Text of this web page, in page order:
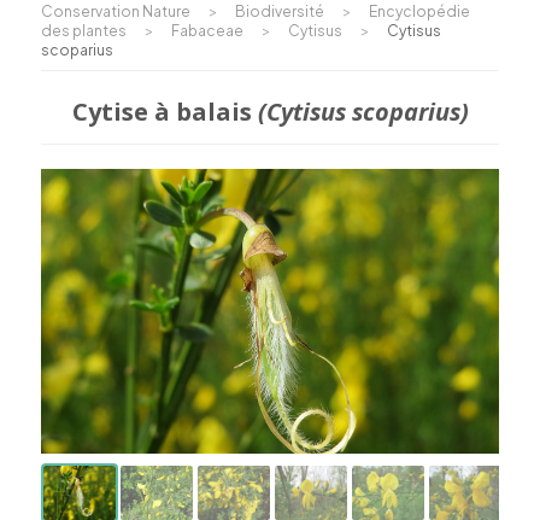
Conservation Nature > Biodiversité >
Encyclopédie
des plantes
> Fabaceae > Cytisus >
Cytisus
scoparius
Cytise à balais (Cytisus scoparius)